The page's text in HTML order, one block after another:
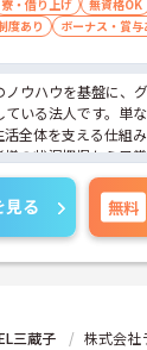
寮・借り上げ 無資格OK
度あり ボーナス・賞与
ウハウを基盤に、
いる法人です。単
全体を支える仕組
の状況把握から日
応できる環境があ
きます。「長く安心
切にしたい」方に
る方には、面接対
話しいたしますの
見る 無料
三蔵子 株式会社